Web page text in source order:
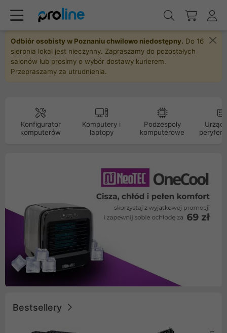
Odbiór osobisty w Poznaniu chwilowo niedostępny. Do 16
sierpnia lokal jest nieczynny. Zapraszamy do pozostałych
salonów lub prosimy o wybór dostawy kurierem.
Przepraszamy za utrudnienia.
Konfigurator
komputerów
Komputery i
laptopy
Podzespoły
komputerowe
Bestsellery